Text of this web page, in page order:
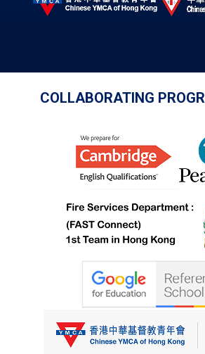
COLLABORATING